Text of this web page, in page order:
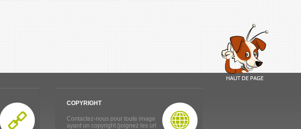
COPYRIGHT
Contactez-nous pour toute image
ayant un copyright.(joignez les url